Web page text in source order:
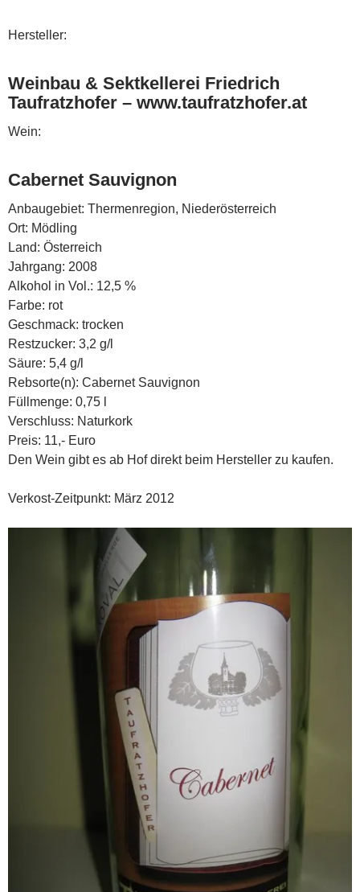
Hersteller:
Weinbau & Sektkellerei Friedrich
Taufratzhofer – www.taufratzhofer.at
Wein:
Cabernet Sauvignon
Anbaugebiet: Thermenregion, Niederösterreich
Ort: Mödling
Land: Österreich
Jahrgang: 2008
Alkohol in Vol.: 12,5 %
Farbe: rot
Geschmack: trocken
Restzucker: 3,2 g/l
Säure: 5,4 g/l
Rebsorte(n): Cabernet Sauvignon
Füllmenge: 0,75 l
Verschluss: Naturkork
Preis: 11,- Euro
Den Wein gibt es ab Hof direkt beim Hersteller zu kaufen.
Verkost-Zeitpunkt: März 2012